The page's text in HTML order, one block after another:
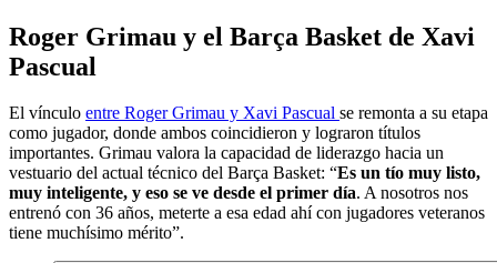
Roger Grimau y el Barça Basket de Xavi
Pascual
El vínculo entre Roger Grimau y Xavi Pascual se remonta a su etapa
como jugador, donde ambos coincidieron y lograron títulos
importantes. Grimau valora la capacidad de liderazgo hacia un
vestuario del actual técnico del Barça Basket: “Es un tío muy listo,
muy inteligente, y eso se ve desde el primer día. A nosotros nos
entrenó con 36 años, meterte a esa edad ahí con jugadores veteranos
tiene muchísimo mérito”.